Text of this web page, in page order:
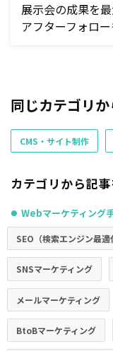
展示会の成果を
アフターフォロ
同じカテゴリ
CMS・サイト制作
カテゴリから記
● Webマーケティング
SEO（検索エンジン最適
SNSマーケティング
メールマーケティング
BtoBマーケティング